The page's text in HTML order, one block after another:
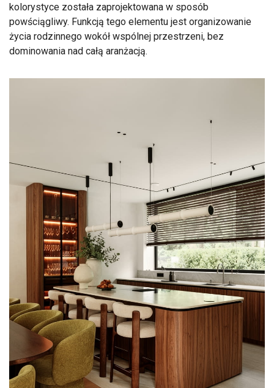
kolorystyce została zaprojektowana w sposób
powściągliwy. Funkcją tego elementu jest organizowanie
życia rodzinnego wokół wspólnej przestrzeni, bez
dominowania nad całą aranżacją.